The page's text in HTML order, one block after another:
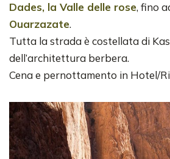
Dades, la Valle delle rose, fino
Ouarzazate.
Tutta la strada è costellata di
dell’architettura berbera.
Cena e pernottamento in Hotel/